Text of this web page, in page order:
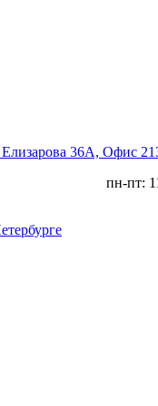
Елизарова 36А, Офис
пн-пт: